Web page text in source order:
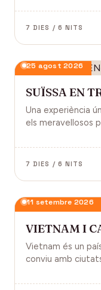
7 DIES / 6 NITS
25 agost 2026
SUÏSSA EN
Una experiència
els meravellosos
gastronomia i
7 DIES / 6 NITS
11 setembre 2026
VIETNAM I
Vietnam és un
conviu amb
badies.